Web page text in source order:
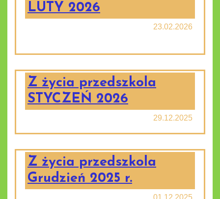
LUTY 2026
23.02.2026
Z życia przedszkola
STYCZEŃ 2026
29.12.2025
Z życia przedszkola
Grudzień 2025 r.
01.12.2025